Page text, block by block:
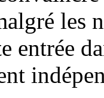
les
entrée